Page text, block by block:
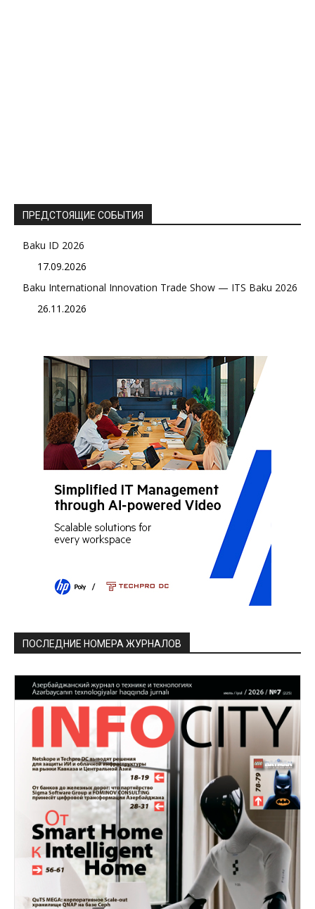
ПРЕДСТОЯЩИЕ СОБЫТИЯ
Baku ID 2026
17.09.2026
Baku International Innovation Trade Show — ITS Baku 2026
26.11.2026
ПОСЛЕДНИЕ НОМЕРА ЖУРНАЛОВ